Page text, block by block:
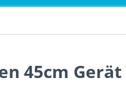
45cm Gerät